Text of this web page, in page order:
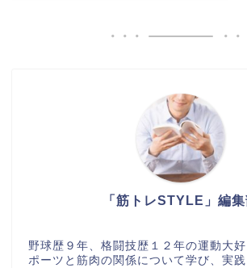
「筋トレSTYLE」編
野球歴９年、格闘技歴１２年の運動大
ポーツと筋肉の関係について学び、実践